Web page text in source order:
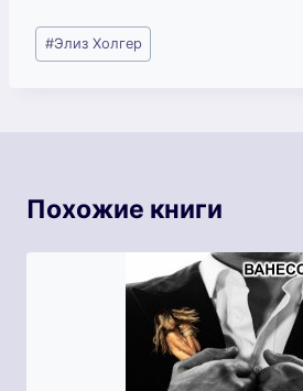
Метки
записи:
#Элиз Холгер
Похожие книги